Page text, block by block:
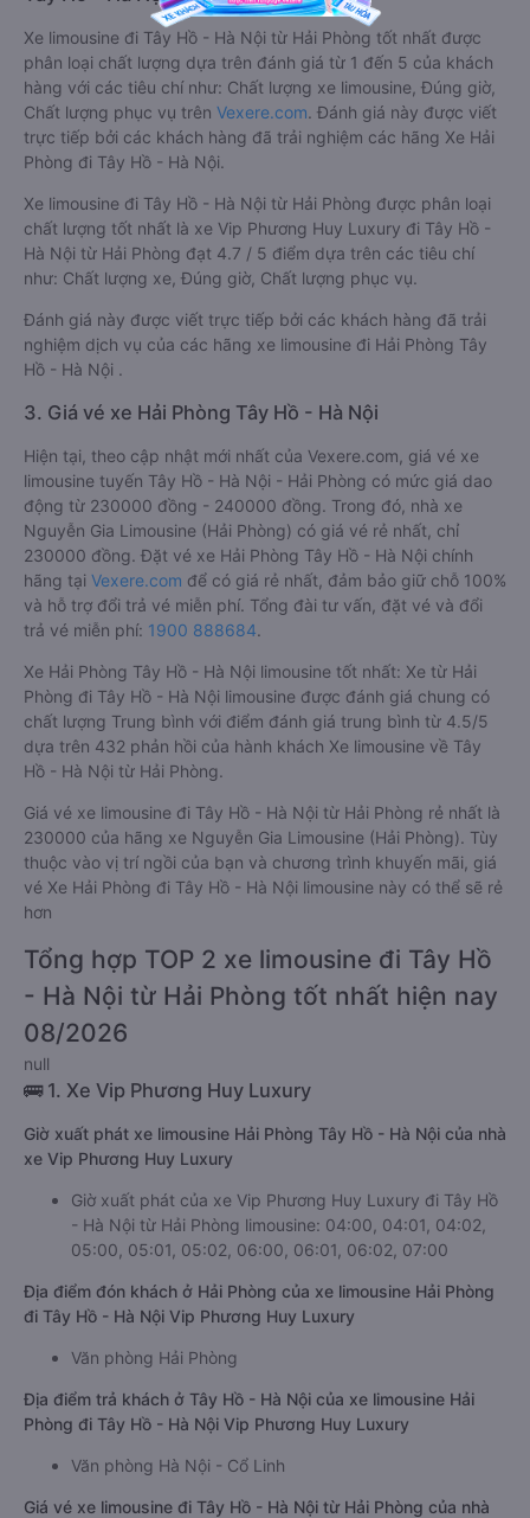
Xe limousine đi Tây Hồ - Hà Nội từ Hải Phòng tốt nhất được
phân loại chất lượng dựa trên đánh giá từ 1 đến 5 của khách
hàng với các tiêu chí như: Chất lượng xe limousine, Đúng giờ,
Chất lượng phục vụ trên Vexere.com. Đánh giá này được viết
trực tiếp bởi các khách hàng đã trải nghiệm các hãng Xe Hải
Phòng đi Tây Hồ - Hà Nội.
Xe limousine đi Tây Hồ - Hà Nội từ Hải Phòng được phân loại
chất lượng tốt nhất là xe Vip Phương Huy Luxury đi Tây Hồ -
Hà Nội từ Hải Phòng đạt 4.7 / 5 điểm dựa trên các tiêu chí
như: Chất lượng xe, Đúng giờ, Chất lượng phục vụ.
Đánh giá này được viết trực tiếp bởi các khách hàng đã trải
nghiệm dịch vụ của các hãng xe limousine đi Hải Phòng Tây
Hồ - Hà Nội .
3. Giá vé xe Hải Phòng Tây Hồ - Hà Nội
Hiện tại, theo cập nhật mới nhất của Vexere.com, giá vé xe
limousine tuyến Tây Hồ - Hà Nội - Hải Phòng có mức giá dao
động từ 230000 đồng - 240000 đồng. Trong đó, nhà xe
Nguyễn Gia Limousine (Hải Phòng) có giá vé rẻ nhất, chỉ
230000 đồng. Đặt vé xe Hải Phòng Tây Hồ - Hà Nội chính
hãng tại Vexere.com để có giá rẻ nhất, đảm bảo giữ chỗ 100%
và hỗ trợ đổi trả vé miễn phí. Tổng đài tư vấn, đặt vé và đổi
trả vé miễn phí: 1900 888684.
Xe Hải Phòng Tây Hồ - Hà Nội limousine tốt nhất: Xe từ Hải
Phòng đi Tây Hồ - Hà Nội limousine được đánh giá chung có
chất lượng Trung bình với điểm đánh giá trung bình từ 4.5/5
dựa trên 432 phản hồi của hành khách Xe limousine về Tây
Hồ - Hà Nội từ Hải Phòng.
Giá vé xe limousine đi Tây Hồ - Hà Nội từ Hải Phòng rẻ nhất là
230000 của hãng xe Nguyễn Gia Limousine (Hải Phòng). Tùy
thuộc vào vị trí ngồi của bạn và chương trình khuyến mãi, giá
vé Xe Hải Phòng đi Tây Hồ - Hà Nội limousine này có thể sẽ rẻ
hơn
Tổng hợp TOP 2 xe limousine đi Tây Hồ
- Hà Nội từ Hải Phòng tốt nhất hiện nay
08/2026
null
🚌 1. Xe Vip Phương Huy Luxury
Giờ xuất phát xe limousine Hải Phòng Tây Hồ - Hà Nội của nhà
xe Vip Phương Huy Luxury
Giờ xuất phát của xe Vip Phương Huy Luxury đi Tây Hồ
- Hà Nội từ Hải Phòng limousine: 04:00, 04:01, 04:02,
05:00, 05:01, 05:02, 06:00, 06:01, 06:02, 07:00
Địa điểm đón khách ở Hải Phòng của xe limousine Hải Phòng
đi Tây Hồ - Hà Nội Vip Phương Huy Luxury
Văn phòng Hải Phòng
Địa điểm trả khách ở Tây Hồ - Hà Nội của xe limousine Hải
Phòng đi Tây Hồ - Hà Nội Vip Phương Huy Luxury
Văn phòng Hà Nội - Cổ Linh
Giá vé xe limousine đi Tây Hồ - Hà Nội từ Hải Phòng của nhà